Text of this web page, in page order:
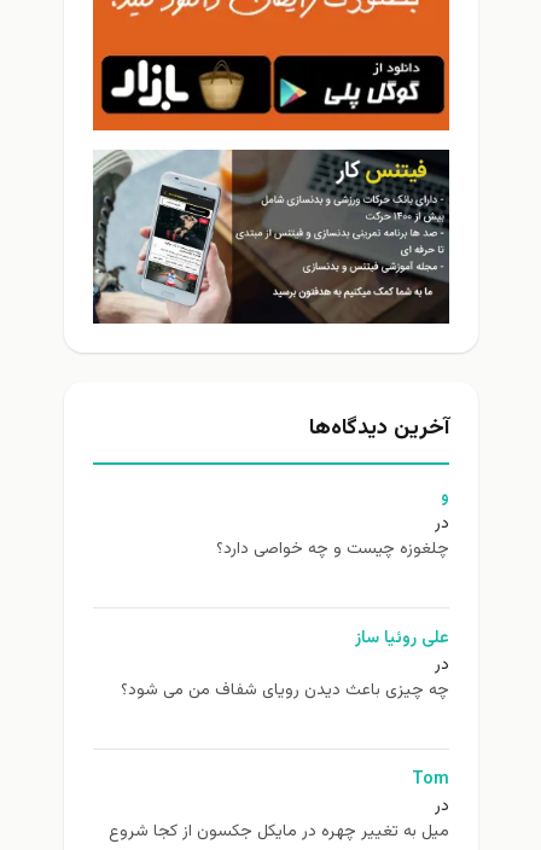
آخرین دیدگاه‌ها
و
در
چلغوزه چیست و چه خواصی دارد؟
علی روئیا ساز
در
چه چیزی باعث دیدن رویای شفاف من می شود؟
Tom
در
ميل به تغيير چهره در مایکل جکسون از كجا شروع